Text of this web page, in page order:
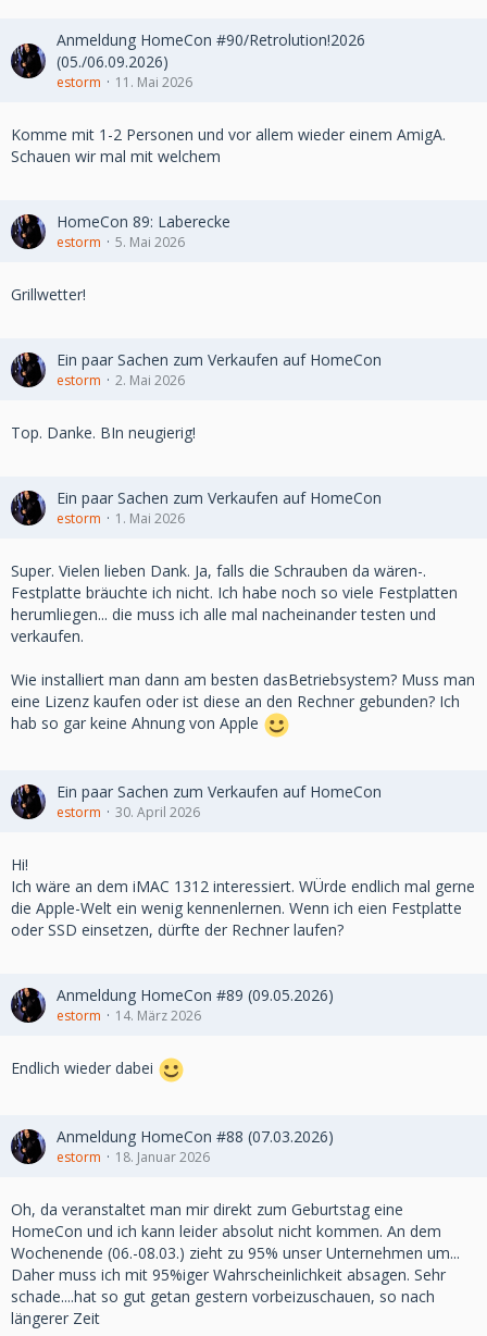
Anmeldung HomeCon #90/Retrolution!2026
(05./06.09.2026)
estorm 11. Mai 2026
Komme mit 1-2 Personen und vor allem wieder einem AmigA.
Schauen wir mal mit welchem
HomeCon 89: Laberecke
estorm 5. Mai 2026
Grillwetter!
Ein paar Sachen zum Verkaufen auf HomeCon
estorm 2. Mai 2026
Top. Danke. BIn neugierig!
Ein paar Sachen zum Verkaufen auf HomeCon
estorm 1. Mai 2026
Super. Vielen lieben Dank. Ja, falls die Schrauben da wären-.
Festplatte bräuchte ich nicht. Ich habe noch so viele Festplatten
herumliegen... die muss ich alle mal nacheinander testen und
verkaufen.
Wie installiert man dann am besten dasBetriebsystem? Muss man
eine Lizenz kaufen oder ist diese an den Rechner gebunden? Ich
hab so gar keine Ahnung von Apple
Ein paar Sachen zum Verkaufen auf HomeCon
estorm 30. April 2026
Hi!
Ich wäre an dem iMAC 1312 interessiert. WÜrde endlich mal gerne
die Apple-Welt ein wenig kennenlernen. Wenn ich eien Festplatte
oder SSD einsetzen, dürfte der Rechner laufen?
Anmeldung HomeCon #89 (09.05.2026)
estorm 14. März 2026
Endlich wieder dabei
Anmeldung HomeCon #88 (07.03.2026)
estorm 18. Januar 2026
Oh, da veranstaltet man mir direkt zum Geburtstag eine
HomeCon und ich kann leider absolut nicht kommen. An dem
Wochenende (06.-08.03.) zieht zu 95% unser Unternehmen um...
Daher muss ich mit 95%iger Wahrscheinlichkeit absagen. Sehr
schade....hat so gut getan gestern vorbeizuschauen, so nach
längerer Zeit